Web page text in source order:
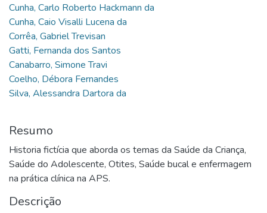
Cunha, Carlo Roberto Hackmann da
Cunha, Caio Visalli Lucena da
Corrêa, Gabriel Trevisan
Gatti, Fernanda dos Santos
Canabarro, Simone Travi
Coelho, Débora Fernandes
Silva, Alessandra Dartora da
Resumo
Historia fictícia que aborda os temas da Saúde da Criança,
Saúde do Adolescente, Otites, Saúde bucal e enfermagem
na prática clínica na APS.
Descrição